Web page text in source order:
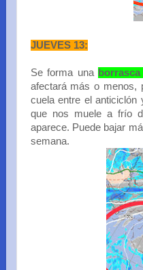
JUEVES 13:
Se forma una
afectará más o menos,
cuela entre el
que nos muele a frío
aparece. Puede bajar
semana.